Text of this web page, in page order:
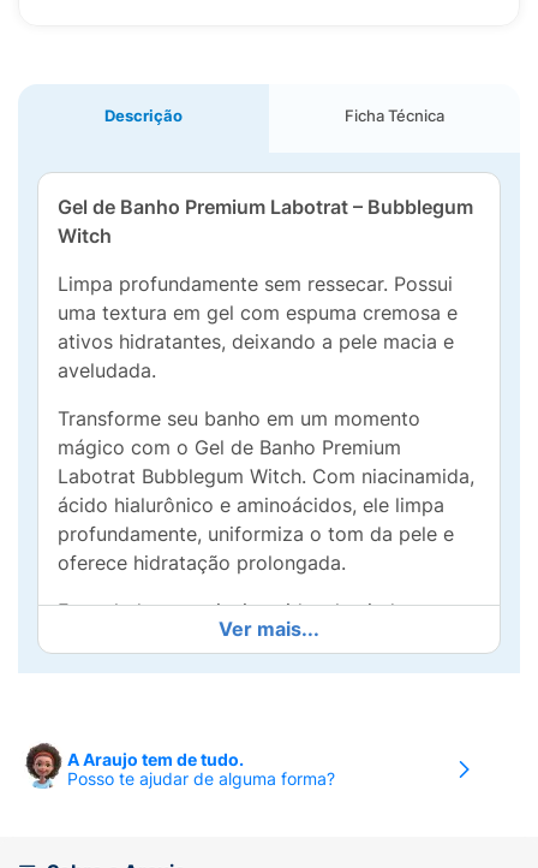
Descrição Ficha Técnica
Gel de Banho Premium Labotrat – Bubblegum
Witch
Limpa profundamente sem ressecar. Possui
uma textura em gel com espuma cremosa e
ativos hidratantes, deixando a pele macia e
aveludada.
Transforme seu banho em um momento
mágico com o Gel de Banho Premium
Labotrat Bubblegum Witch. Com niacinamida,
ácido hialurônico e aminoácidos, ele limpa
profundamente, uniformiza o tom da pele e
oferece hidratação prolongada.
Formulado com niacinamida, ele ajuda a
uniformizar o tom da pele e a melhorar a
textura, enquanto o ácido hialurônico
como poderosos condicionadores,
promovendo uma pele macia e suave ao
Ideal para quem deseja um cuidado completo,
Ver mais...
A Araujo tem de tudo.
Posso te ajudar de alguma forma?